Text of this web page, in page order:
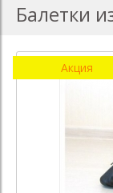
Балетки
Акция